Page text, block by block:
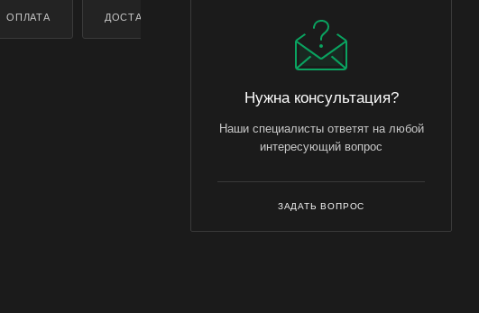
ОПЛАТА ДОСТАВКА
Нужна консультация?
Наши специалисты ответят на любой
интересующий вопрос
ЗАДАТЬ ВОПРОС